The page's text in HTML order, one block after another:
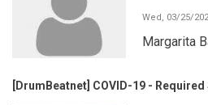
Wed, 03/25/
Margarita
[DrumBeatnet] COVID-19 -